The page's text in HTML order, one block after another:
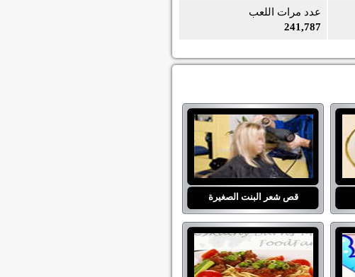
عدد مرات اللعب
241,787
قص شعر البنت الصغيرة